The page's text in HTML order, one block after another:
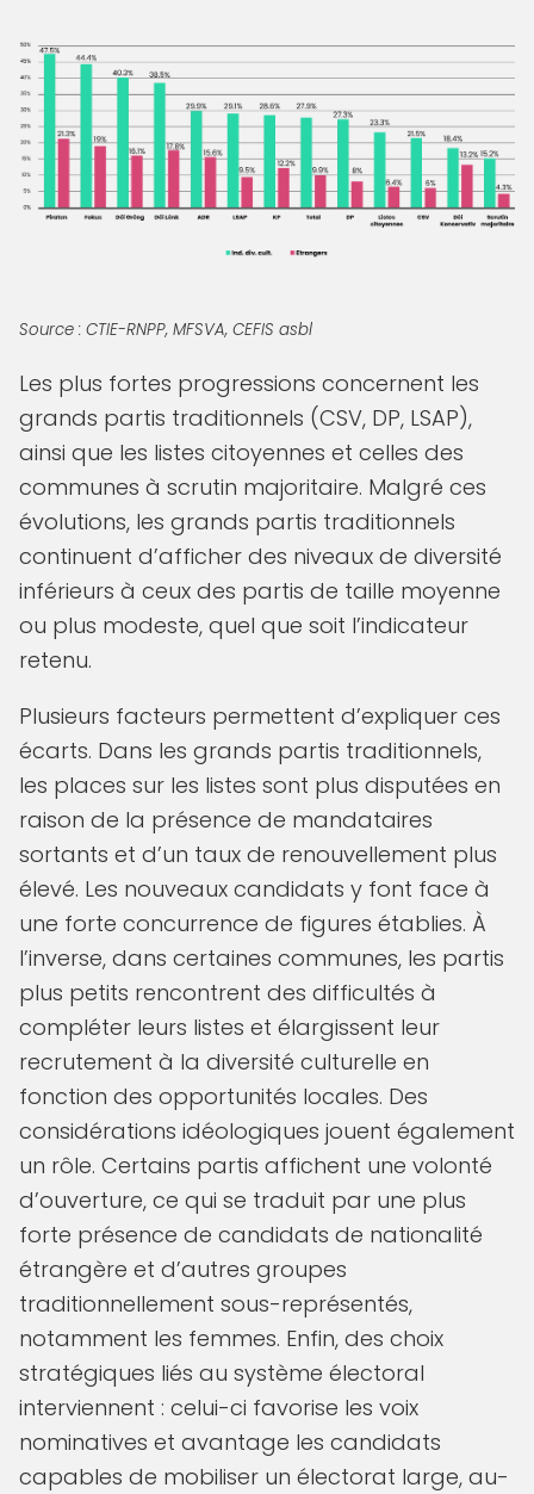
Source : CTIE-RNPP, MFSVA, CEFIS asbl
Les plus fortes progressions concernent les
grands partis traditionnels (CSV, DP, LSAP),
ainsi que les listes citoyennes et celles des
communes à scrutin majoritaire. Malgré ces
évolutions, les grands partis traditionnels
continuent d’afficher des niveaux de diversité
inférieurs à ceux des partis de taille moyenne
ou plus modeste, quel que soit l’indicateur
retenu.
Plusieurs facteurs permettent d’expliquer ces
écarts. Dans les grands partis traditionnels,
les places sur les listes sont plus disputées en
raison de la présence de mandataires
sortants et d’un taux de renouvellement plus
élevé. Les nouveaux candidats y font face à
une forte concurrence de figures établies. À
l’inverse, dans certaines communes, les partis
plus petits rencontrent des difficultés à
compléter leurs listes et élargissent leur
recrutement à la diversité culturelle en
fonction des opportunités locales. Des
considérations idéologiques jouent également
un rôle. Certains partis affichent une volonté
d’ouverture, ce qui se traduit par une plus
forte présence de candidats de nationalité
étrangère et d’autres groupes
traditionnellement sous-représentés,
notamment les femmes. Enfin, des choix
stratégiques liés au système électoral
interviennent : celui-ci favorise les voix
nominatives et avantage les candidats
capables de mobiliser un électorat large, au-